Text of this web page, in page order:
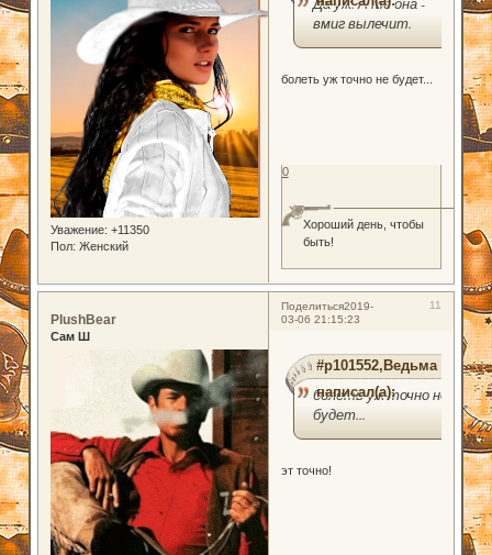
Уважение: +11350
Пол: Женский
вмиг вылечит.
болеть уж точно не будет...
Хороший день, чтобы
быть!
0
Поделиться 11
2019-
03-06 21:15:23
PlushBear
Сам Ш
#p101552,Ведьма
написал(а):
болеть уж точно не
будет...
эт точно!